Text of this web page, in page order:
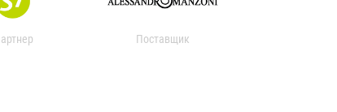
Поставщик